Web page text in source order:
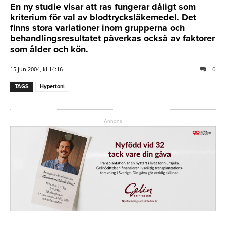
En ny studie visar att ras fungerar dåligt som
kriterium för val av blodtrycksläkemedel. Det
finns stora variationer inom grupperna och
behandlingsresultatet påverkas också av faktorer
som ålder och kön.
15 jun 2004, kl 14:16 0
TAGS Hypertoni
Annons